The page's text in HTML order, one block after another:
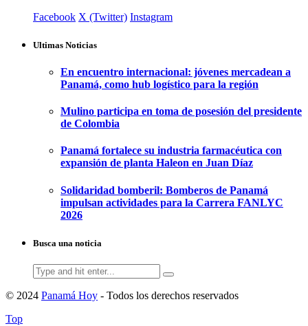
Facebook X (Twitter) Instagram
Ultimas Noticias
En encuentro internacional: jóvenes mercadean a
Panamá, como hub logístico para la región
Mulino participa en toma de posesión del presidente
de Colombia
Panamá fortalece su industria farmacéutica con
expansión de planta Haleon en Juan Díaz
Solidaridad bomberil: Bomberos de Panamá
impulsan actividades para la Carrera FANLYC
2026
Busca una noticia
Search
for:
© 2024 Panamá Hoy - Todos los derechos reservados
Top